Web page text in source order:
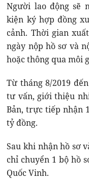
Người lao động sẽ
kiện ký hợp đồng
cảnh. Thời gian
ngày nộp hồ sơ và
hoặc thông qua môi
Từ tháng 8/2019
tư vấn, giới thiệu
Bản, trực tiếp nhận
tỷ đồng.
Sau khi nhận hồ sơ
chỉ chuyển 1 bộ hồ
Quốc Vinh.